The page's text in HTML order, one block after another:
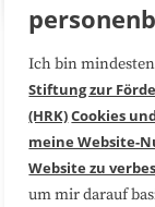
Über uns
Medienarbeit
Ich bin
Stiftung zur
(HRK)Cookies
meine Website-
Website zu
um mir darauf